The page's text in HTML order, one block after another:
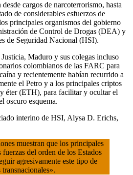
cargos de narcoterrorismo, hasta
de considerables esfuerzos de
principales organismos del gobierno
de Control de Drogas (DEA) y
de Seguridad Nacional (HSI).
Maduro y sus colegas incluso
colombianos de las FARC para
y recientemente habían recurrido a
el Petro y a los principales criptos
éter (ETH), para facilitar y ocultar el
oscuro esquema.
interino de HSI, Alysa D. Erichs,
muestran que los principales
fuerzas del orden de los Estados
agresivamente este tipo de